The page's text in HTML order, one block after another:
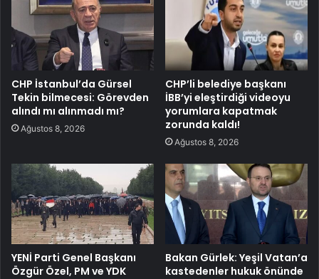
CHP İstanbul’da Gürsel
Tekin bilmecesi: Görevden
alındı mı alınmadı mı?
Ağustos 8, 2026
CHP’li belediye başkanı
İBB’yi eleştirdiği videoyu
yorumlara kapatmak
zorunda kaldı!
Ağustos 8, 2026
YENİ Parti Genel Başkanı
Özgür Özel, PM ve YDK
Bakan Gürlek: Yeşil Vatan’a
kastedenler hukuk önünde